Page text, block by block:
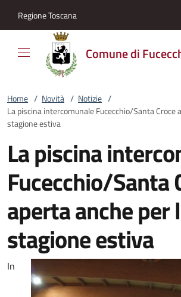
Regione Toscana
Comune di
Home / Novità / Notizie /
La piscina intercomunale Fucecchio/Santa Croce
stagione estiva
La piscina
Fucecchio/Santa
aperta anche per
stagione estiva
In